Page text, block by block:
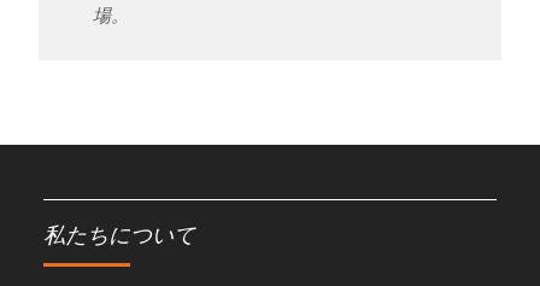
場。
私たちについて